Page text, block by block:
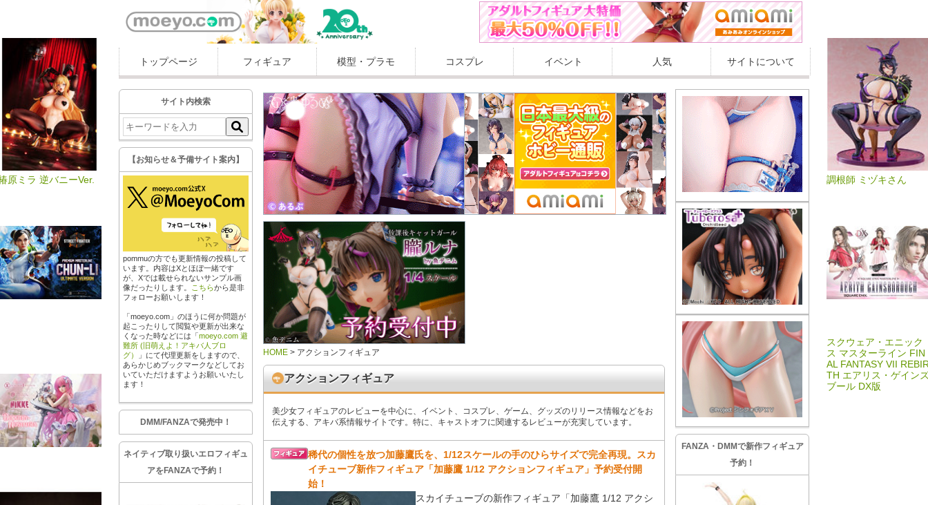
原ミラ 逆バニーVer. 調根師 ミヅキさん
スクウェア・エニック
ス マスターライン FIN
AL FANTASY VII
TH エアリス・ゲイン
ブール DX版
トップページ フィギュア 模型・プラモ コスプレ イベント 人気 サイトについて
サイト内検索
【お知らせ＆予備サイト案内】
pommuの方でも更新情報の投稿して
います。内容はXとほぼ一緒です
が、Xでは載せられないサンプル画
像だったりします。
こちらから是非
フォローお願いします！
「moeyo.com」のほうに何か問題が
起こったりして閲覧や更新が出来な
くなった時などには「moeyo.com 避
難所 (旧萌えよ！アキバ人ブロ
グ）
」にて代理更新をしますので、
あらかじめブックマークなどしてお
いていただけますようお願いいたし
ます！
DMM/FANZAで発売中！
ネイティブ取り扱いエロフィギュ
アをFANZAで予約！
HOME > アクションフィギュア
アクションフィギュア
美少女フィギュアのレビューを中心に、イベント、コスプレ、ゲーム、グッズのリリース情報などをお
伝えする、アキバ系情報サイトです。特に、キャストオフに関連するレビューが充実しています。
稀代の個性を放つ加藤鷹氏を、1/12スケールの手のひらサイズで完全再現。スカ
イチューブ新作フィギュア「加藤鷹 1/12 アクションフィギュア」予約受付開
始！
スカイチューブの新作フィギュア「加藤鷹 1/12 アクシ
FANZA・DMMで新作フィギュア
予約！